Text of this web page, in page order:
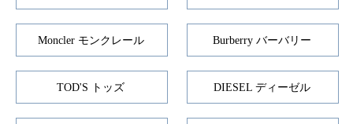
Moncler モンクレール Burberry バーバリー
TOD'S トッズ DIESEL ディーゼル